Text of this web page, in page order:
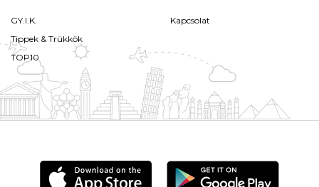
GY.I.K.
Tippek & Trükkök
TOP10
Kapcsolat